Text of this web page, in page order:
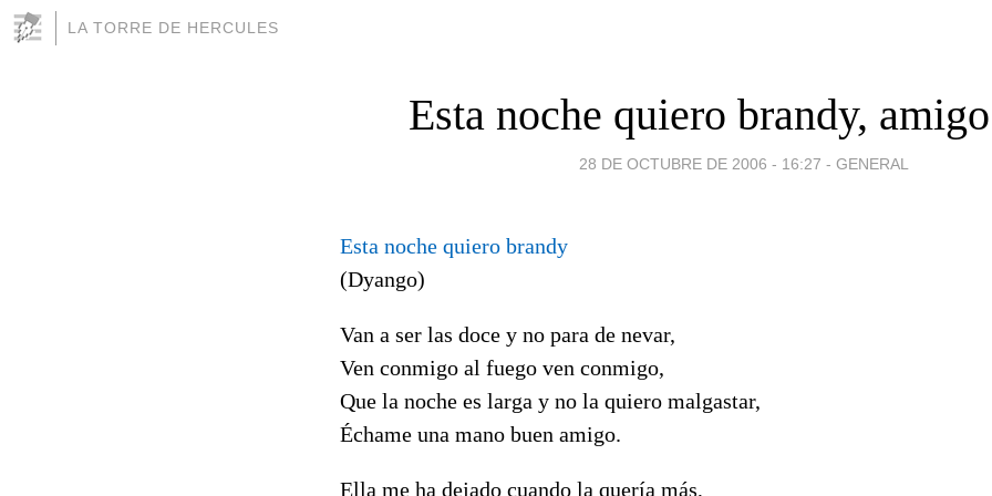
LA TORRE DE HERCULES
Esta noche quiero brandy,
28 DE OCTUBRE DE 2006 - 16:27 - GENERAL
Esta noche quiero brandy
(Dyango)
Van a ser las doce y no para de nevar,
Ven conmigo al fuego ven conmigo,
Que la noche es larga y no la quiero malgastar,
Échame una mano buen amigo.
Ella me ha dejado cuando la quería más,